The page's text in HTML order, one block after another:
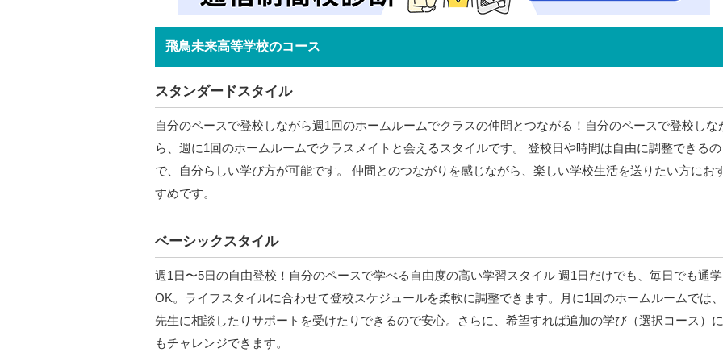
飛鳥未来高等学校のコース
スタンダードスタイル
自分のペースで登校しながら週1回のホームルームでクラスの仲間とつながる！自分のペースで登校しな
ら、週に1回のホームルームでクラスメイトと会えるスタイルです。 登校日や時間は自由に調整できるの
で、自分らしい学び方が可能です。 仲間とのつながりを感じながら、楽しい学校生活を送りたい方にお
すめです。
ベーシックスタイル
週1日〜5日の自由登校！自分のペースで学べる自由度の高い学習スタイル 週1日だけでも、毎日でも通学
OK。ライフスタイルに合わせて登校スケジュールを柔軟に調整できます。月に1回のホームルームでは、
先生に相談したりサポートを受けたりできるので安心。さらに、希望すれば追加の学び（選択コース）に
もチャレンジできます。